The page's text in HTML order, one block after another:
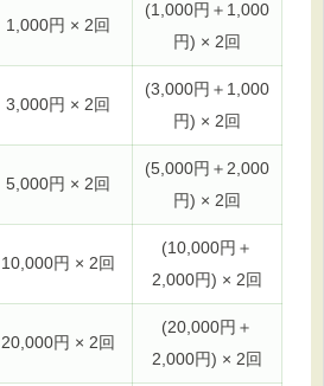
1,000円 × 2回
(1,000円＋1,000
円) × 2回
3,000円 × 2回
(3,000円＋1,000
円) × 2回
5,000円 × 2回
(5,000円＋2,000
円) × 2回
10,000円 × 2回
(10,000円＋
2,000円) × 2回
20,000円 × 2回
(20,000円＋
2,000円) × 2回